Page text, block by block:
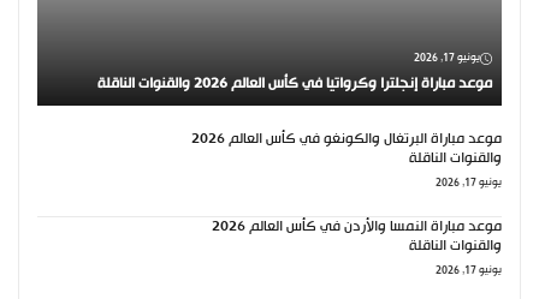
يونيو 17, 2026
موعد مباراة إنجلترا وكرواتيا في كأس العالم 2026 والقنوات الناقلة
موعد مباراة البرتغال والكونغو في كأس العالم 2026
والقنوات الناقلة
يونيو 17, 2026
موعد مباراة النمسا والأردن في كأس العالم 2026
والقنوات الناقلة
يونيو 17, 2026